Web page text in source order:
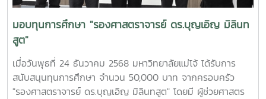
100 ราย ตั้งแต่เวลา 09.00 - 16.00 น. ณ ห้องประชุมศิขรินทร์
ชั้น 3 อาคารอำนวย ยศสุข
มอบทุนการศึกษา "รองศาสตราจารย์ ดร.บุญเอิญ มิลินท
สูต"
เมื่อวันพุธที่ 24 ธันวาคม 2568 มหาวิทยาลัยแม่โจ้ ได้รับการ
สนับสนุนทุนการศึกษา จำนวน 50,000 บาท จากครอบครัว
"รองศาสตราจารย์ ดร.บุญเอิญ มิลินทสูต" โดยมี ผู้ช่วยศาสตร